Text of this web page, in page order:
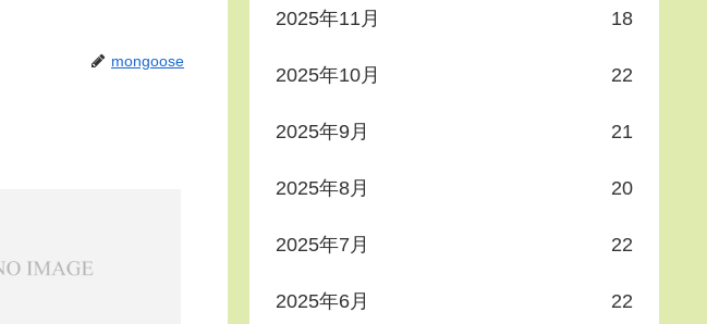
mongoose
2025年11月 18
2025年10月 22
2025年9月 21
2025年8月 20
2025年7月 22
2025年6月 22